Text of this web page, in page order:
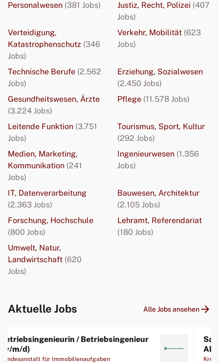
Personalwesen (381 Jobs) Justiz, Recht, Polizei (407
Jobs)
Verteidigung,
Katastrophenschutz (346
Jobs)
Verkehr, Mobilität (623
Jobs)
Technische Berufe (2.562
Jobs)
Erziehung, Sozialwesen
(2.450 Jobs)
Gesundheitswesen, Ärzte
(3.224 Jobs)
Pflege (11.578 Jobs)
Leitende Funktion (3.751
Jobs)
Tourismus, Sport, Kultur
(292 Jobs)
Medien, Marketing,
Kommunikation (241
Jobs)
Ingenieurwesen (1.356
Jobs)
IT, Datenverarbeitung
(2.363 Jobs)
Bauwesen, Architektur
(2.105 Jobs)
Forschung, Hochschule
(800 Jobs)
Lehramt, Referendariat
(180 Jobs)
Umwelt, Natur,
Landwirtschaft (620
Jobs)
Aktuelle Jobs Alle Jobs ansehen arrow_forward
Betriebsingenieurin / Betriebsingenieur
(w/m/d)
Bundesanstalt für Immobilienaufgaben